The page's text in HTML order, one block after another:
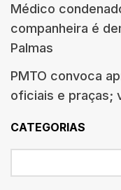
Médico
companheira é
Palmas
PMTO convoca
oficiais e praças;
CATEGORIAS